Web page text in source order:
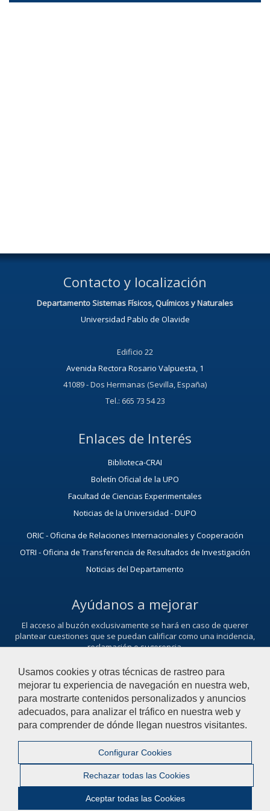
Usamos cookies y otras técnicas de rastreo para
mejorar tu experiencia de navegación en nuestra web,
para mostrarte contenidos personalizados y anuncios
adecuados, para analizar el tráfico en nuestra web y
para comprender de dónde llegan nuestros visitantes.
Configurar Cookies
Rechazar todas las Cookies
Aceptar todas las Cookies
Contacto y localización
Departamento Sistemas Físicos, Químicos y Naturales
Universidad Pablo de Olavide
Edificio 22
Avenida Rectora Rosario Valpuesta, 1
41089 - Dos Hermanas (Sevilla, España)
Tel.: 665 73 54 23
Enlaces de Interés
Biblioteca-CRAI
Boletín Oficial de la UPO
Facultad de Ciencias Experimentales
Noticias de la Universidad - DUPO
ORIC - Oficina de Relaciones Internacionales y Cooperación
OTRI - Oficina de Transferencia de Resultados de Investigación
Noticias del Departamento
Ayúdanos a mejorar
El acceso al buzón exclusivamente se hará en caso de querer
plantear cuestiones que se puedan calificar como una incidencia,
reclamación o sugerencia.
Contacta con nosotros
© 2021 Universidad Pablo de Olavide - Departamento de Sistema
Aviso Legal |
Configurar cookies